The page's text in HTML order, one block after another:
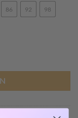
86 92 98